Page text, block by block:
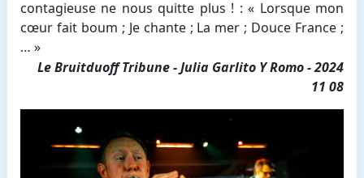
contagieuse ne nous quitte plus ! : « Lorsque mon
cœur fait boum ; Je chante ; La mer ; Douce France ;
… »
Le Bruitduoff Tribune - Julia Garlito Y Romo - 2024
11 08